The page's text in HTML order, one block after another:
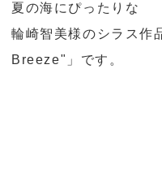
夏の海にぴったりな
輪崎智美様のシラス
Breeze"」です。